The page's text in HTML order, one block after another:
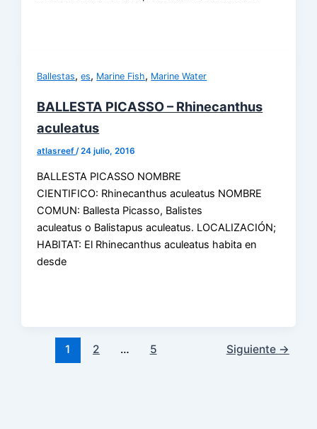
Ballestas,es, Marine Fish, Marine Water
BALLESTA PICASSO – Rhinecanthus
aculeatus
atlasreef/24 julio, 2016
BALLESTA PICASSO NOMBRE
CIENTIFICO: Rhinecanthus aculeatus NOMBRE
COMUN: Ballesta Picasso, Balistes
aculeatus o Balistapus aculeatus. LOCALIZACIÓN;
HABITAT: El Rhinecanthus aculeatus habita en
desde
1 2 … 5 Siguiente →